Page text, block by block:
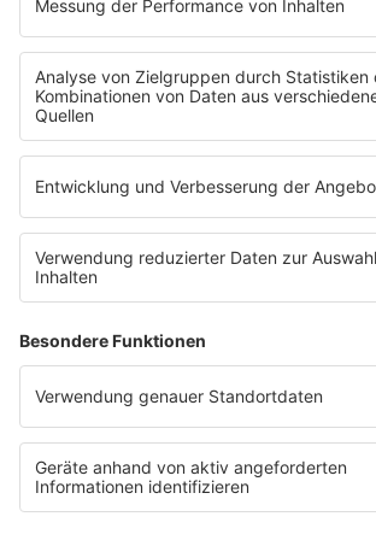
Uniklinik Tübingen eröffnet
Fahrradparkhaus
Die Uniklinik Tübingen hat ein neues
eröffnet. Direkt an der Medizinischen
E-Bikes über eine Photovoltaikanlage
Impressum